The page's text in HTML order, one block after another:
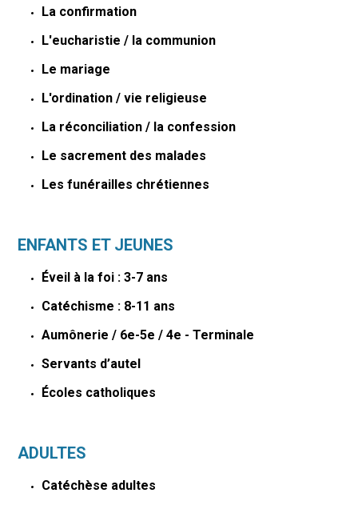
La confirmation
L'eucharistie / la communion
Le mariage
L'ordination / vie religieuse
La réconciliation / la confession
Le sacrement des malades
Les funérailles chrétiennes
ENFANTS ET JEUNES
Éveil à la foi : 3-7 ans
Catéchisme : 8-11 ans
Aumônerie / 6e-5e / 4e - Terminale
Servants d’autel
Écoles catholiques
ADULTES
Catéchèse adultes